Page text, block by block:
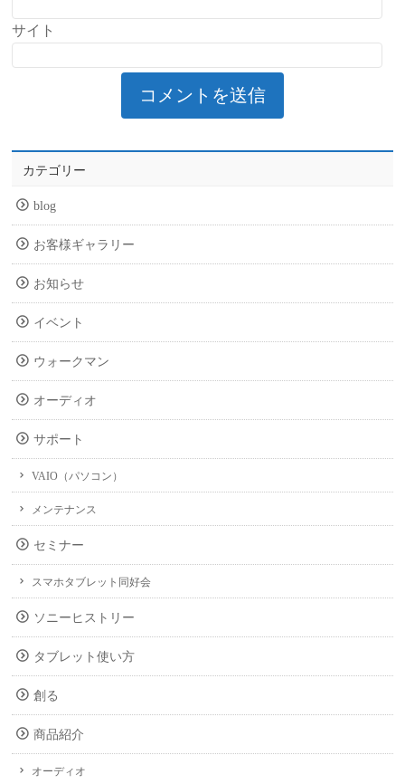
サイト
カテゴリー
blog
お客様ギャラリー
お知らせ
イベント
ウォークマン
オーディオ
サポート
VAIO（パソコン）
メンテナンス
セミナー
スマホタブレット同好会
ソニーヒストリー
タブレット使い方
創る
商品紹介
オーディオ